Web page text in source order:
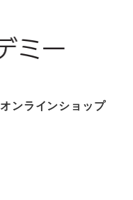
オンラインショップ